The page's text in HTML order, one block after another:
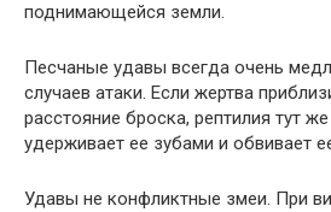
поднимающейся земли.
Песчаные удавы всегда очень
случаев атаки. Если жертва
расстояние броска, рептилия тут
удерживает ее зубами и обвивает
Удавы не конфликтные змеи. При